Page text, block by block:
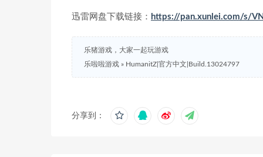
迅雷网盘下载链接： https://pan.xunlei.com/s/
乐猪游戏，大家一起玩游戏
乐啦啦游戏 » HumanitZ|官方中文|Build.13024797
分享到：